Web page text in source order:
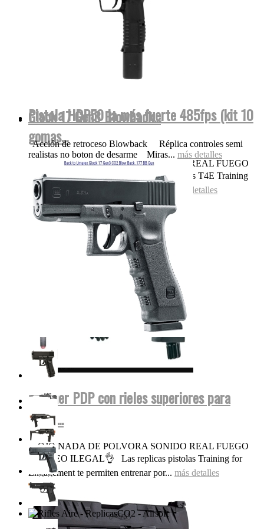
Pistola HDP50 la más fuerte 485fps (kit 10
gomas...
OJO NADA DE POLVORA SONIDO REAL FUEGO
FOGUEO ILEGAL👌 Las replicas pistolas T4E Training
for Engagement te permiten entrenar...
más detalles
Walther PDP con rieles superiores para
miras...
OJO NADA DE POLVORA SONIDO REAL FUEGO
FOGUEO ILEGAL👌 Las replicas pistolas Training for
Engagement te permiten entrenar por... más detalles
Glock 17 Gen3 Blowback...
Acción de retroceso Blowback Réplica controles semi
realistas no boton de desarme Miras... más detalles